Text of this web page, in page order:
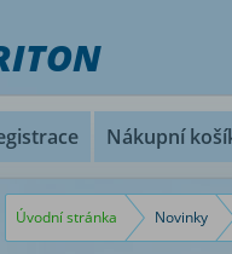
Nákupní
Úvodní stránka Novinky